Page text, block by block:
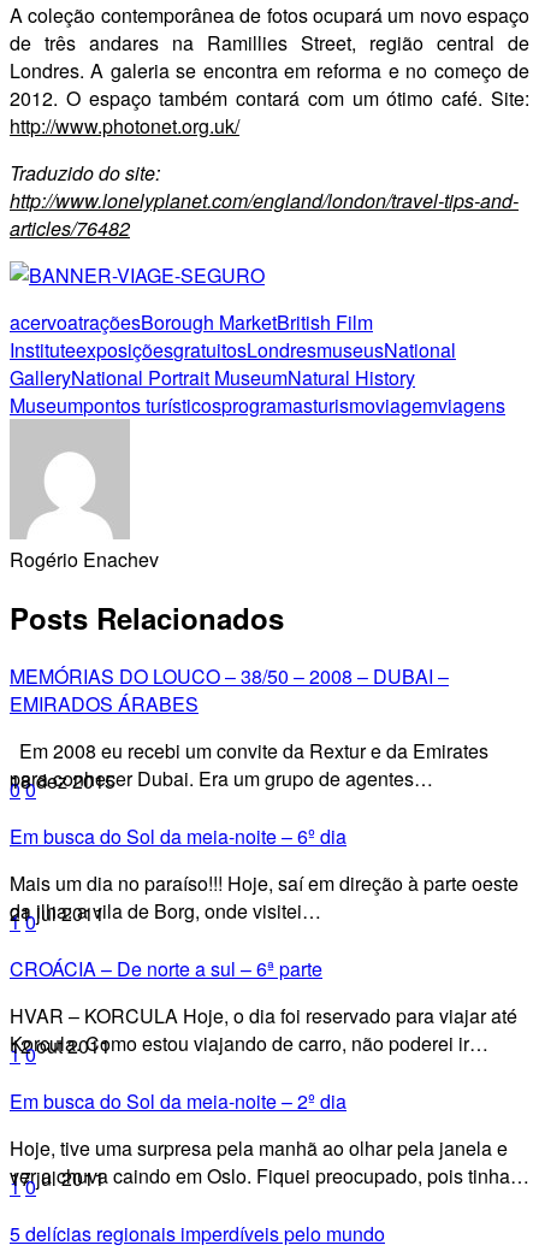
A coleção contemporânea de fotos ocupará um novo espaço
de três andares na Ramillies Street, região central de
Londres. A galeria se encontra em reforma e no começo de
2012. O espaço também contará com um ótimo café. Site:
http://www.photonet.org.uk/
Traduzido do site:
http://www.lonelyplanet.com/england/london/travel-tips-and-
articles/76482
acervoatraçõesBorough MarketBritish Film
InstituteexposiçõesgratuitosLondresmuseusNational
GalleryNational Portrait MuseumNatural History
Museumpontos turísticosprogramasturismoviagemviagens
Rogério Enachev
Posts Relacionados
MEMÓRIAS DO LOUCO – 38/50 – 2008 – DUBAI –
EMIRADOS ÁRABES
Em 2008 eu recebi um convite da Rextur e da Emirates
para conhecer Dubai. Era um grupo de agentes…
00
18 dez 2015
Em busca do Sol da meia-noite – 6º dia
Mais um dia no paraíso!!! Hoje, saí em direção à parte oeste
da ilha: a vila de Borg, onde visitei…
10
21 jul 2011
CROÁCIA – De norte a sul – 6ª parte
HVAR – KORCULA Hoje, o dia foi reservado para viajar até
Korcula. Como estou viajando de carro, não poderei ir…
10
12 out 2011
Em busca do Sol da meia-noite – 2º dia
Hoje, tive uma surpresa pela manhã ao olhar pela janela e
ver a chuva caindo em Oslo. Fiquei preocupado, pois tinha…
10
17 jul 2011
5 delícias regionais imperdíveis pelo mundo